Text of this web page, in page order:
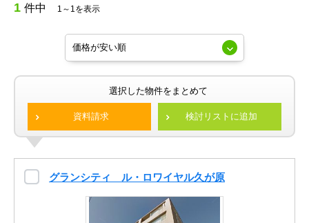
1 件中 1～1を表示
選択した物件をまとめて
資料請求 検討リストに追加
グランシティ ル・ロワイヤル久が原